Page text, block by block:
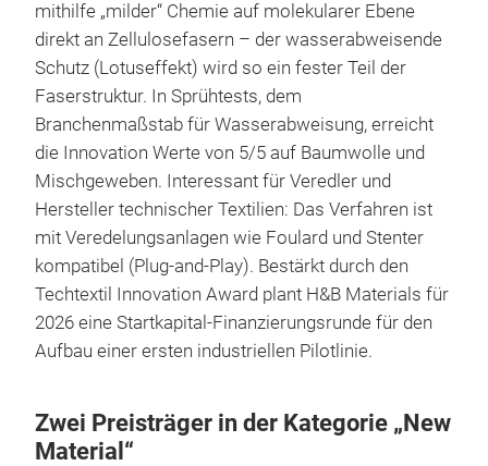
mithilfe „milder“ Chemie auf molekularer Ebene
direkt an Zellulosefasern – der wasserabweisende
Schutz (Lotuseffekt) wird so ein fester Teil der
Faserstruktur. In Sprühtests, dem
Branchenmaßstab für Wasserabweisung, erreicht
die Innovation Werte von 5/5 auf Baumwolle und
Mischgeweben. Interessant für Veredler und
Hersteller technischer Textilien: Das Verfahren ist
mit Veredelungsanlagen wie Foulard und Stenter
kompatibel (Plug-and-Play). Bestärkt durch den
Techtextil Innovation Award plant H&B Materials für
2026 eine Startkapital-Finanzierungsrunde für den
Aufbau einer ersten industriellen Pilotlinie.
Zwei Preisträger in der Kategorie „New
Material“